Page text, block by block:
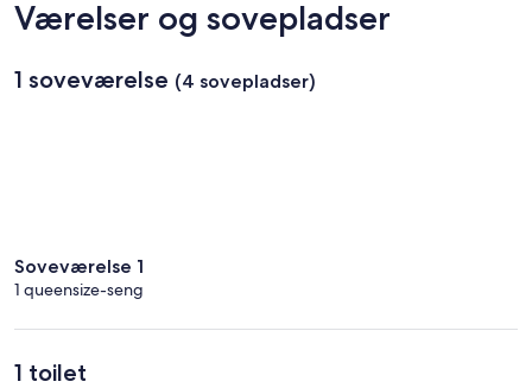
Værelser og sovepladser
1 soveværelse (4 sovepladser)
Soveværelse 1
1 queensize-seng
1 toilet